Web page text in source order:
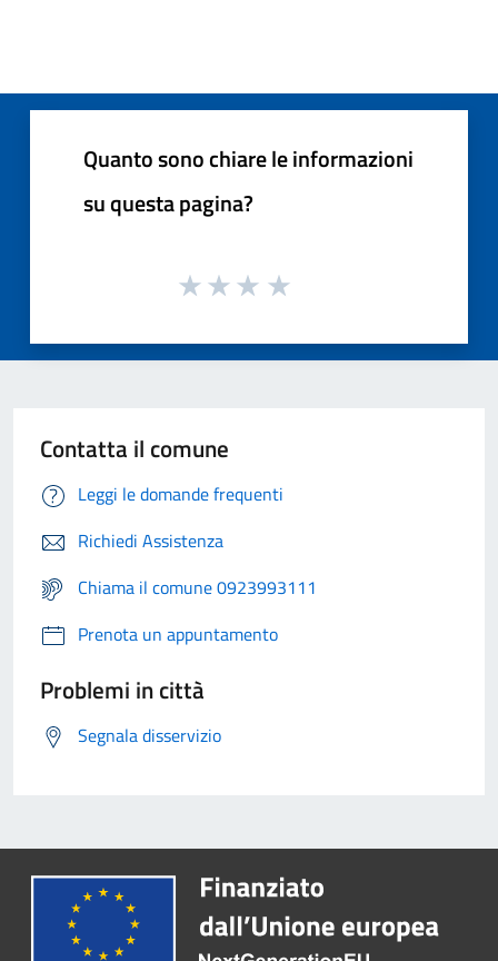
Quanto sono chiare le informazioni
su questa pagina?
Contatta il comune
Leggi le domande frequenti
Richiedi Assistenza
Chiama il comune 0923993111
Prenota un appuntamento
Problemi in città
Segnala disservizio